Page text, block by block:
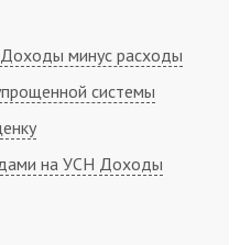
минус расходы
системы
на УСН Доходы